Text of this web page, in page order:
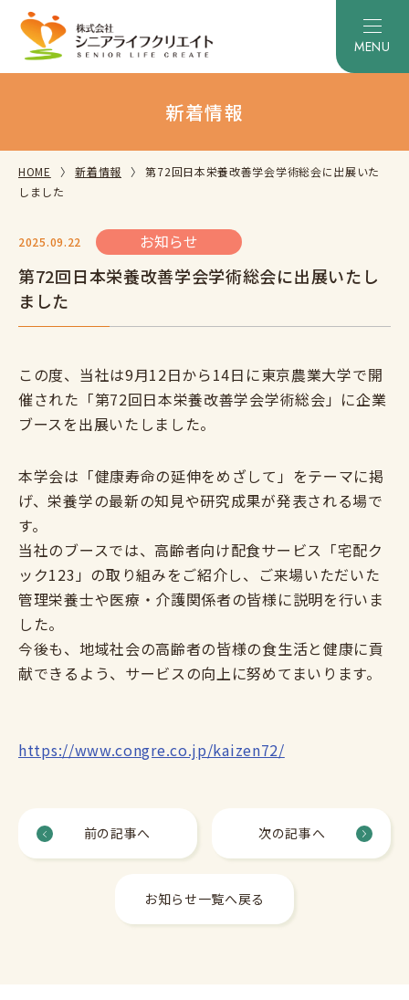
新着情報
HOME 新着情報
第72回日本栄養改善学会学術総会に出展いた
しました
2025.09.22 お知らせ
第72回日本栄養改善学会学術総会に出展いたし
ました
この度、当社は9月12日から14日に東京農業大学で開
催された「第72回日本栄養改善学会学術総会」に企業
ブースを出展いたしました。
本学会は「健康寿命の延伸をめざして」をテーマに掲
げ、栄養学の最新の知見や研究成果が発表される場で
す。
当社のブースでは、高齢者向け配食サービス「宅配ク
ック123」の取り組みをご紹介し、ご来場いただいた
管理栄養士や医療・介護関係者の皆様に説明を行いま
した。
今後も、地域社会の高齢者の皆様の食生活と健康に貢
献できるよう、サービスの向上に努めてまいります。
https://www.congre.co.jp/kaizen72/
前の記事へ 次の記事へ
お知らせ一覧へ戻る